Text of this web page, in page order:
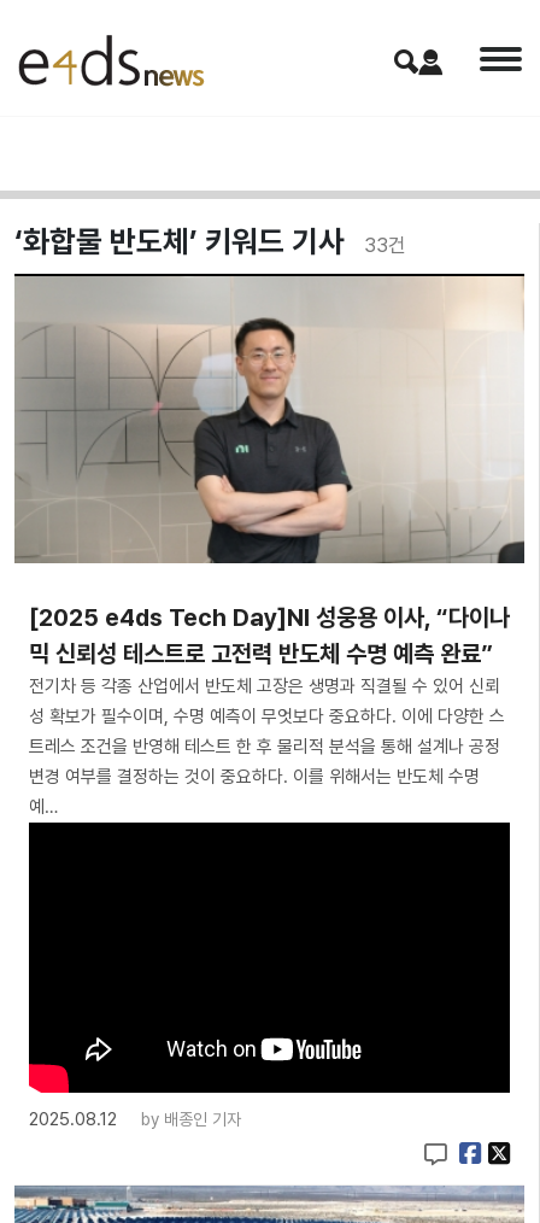
‘화합물 반도체’ 키워드 기사 33건
[2025 e4ds Tech Day]NI 성웅용 이사, “다이나
믹 신뢰성 테스트로 고전력 반도체 수명 예측 완료”
전기차 등 각종 산업에서 반도체 고장은 생명과 직결될 수 있어 신뢰
성 확보가 필수이며, 수명 예측이 무엇보다 중요하다. 이에 다양한 스
트레스 조건을 반영해 테스트 한 후 물리적 분석을 통해 설계나 공정
변경 여부를 결정하는 것이 중요하다. 이를 위해서는 반도체 수명
예…
2025.08.12 by 배종인 기자